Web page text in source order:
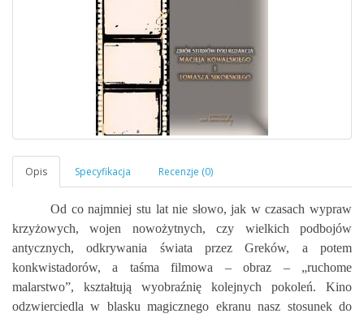
Od co najmniej stu lat nie słowo, jak w czasach wypraw
krzyżowych, wojen nowożytnych, czy wielkich podbojów
antycznych, odkrywania świata przez Greków, a potem
konkwistadorów, a taśma filmowa – obraz – „ruchome
malarstwo”, kształtują wyobraźnię kolejnych pokoleń. Kino
odzwierciedla w blasku magicznego ekranu nasz stosunek do